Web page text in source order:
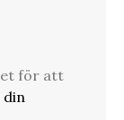
för att
din